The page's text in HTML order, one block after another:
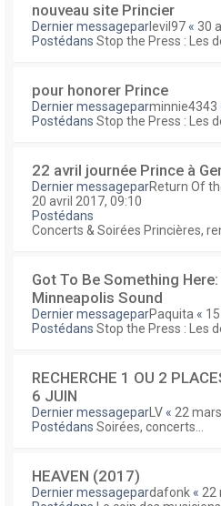
nouveau site Princier
Dernier messageparlevil97 « 30
Postédans Stop the Press : Les
pour honorer Prince
Dernier messageparminnie4343
Postédans Stop the Press : Les
22 avril journée Prince à
Dernier messageparReturn Of
20 avril 2017, 09:10
Postédans
Concerts & Soirées Princières,
Got To Be Something
Minneapolis Sound
Dernier messageparPaquita «
Postédans Stop the Press : Les
RECHERCHE 1 OU 2
6 JUIN
Dernier messagepar LV « 22
Postédans Soirées, concerts...
HEAVEN (2017)
Dernier messagepardafonk « 22